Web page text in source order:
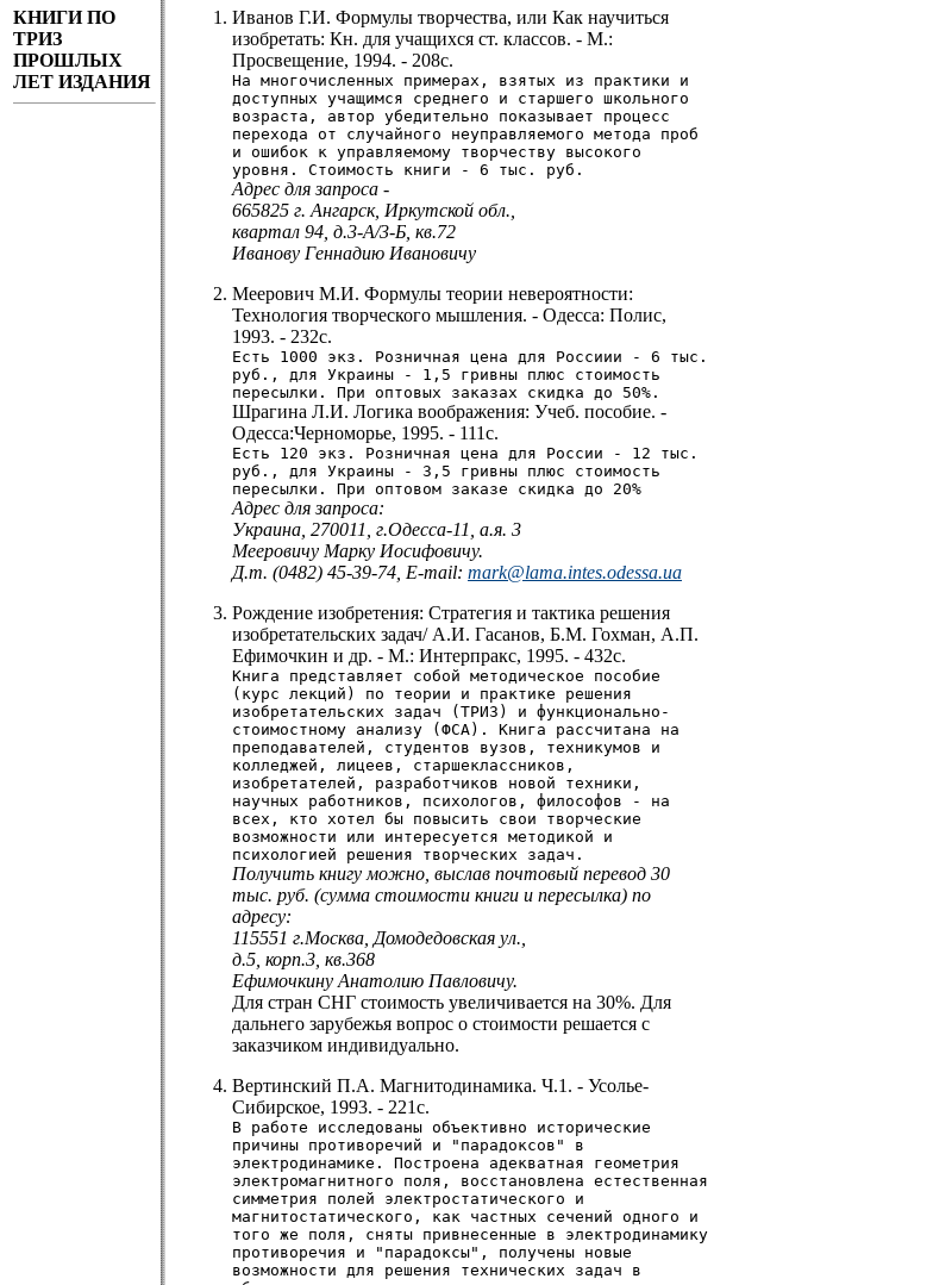
КНИГИ ПО
ТРИЗ
ПРОШЛЫХ
ЛЕТ ИЗДАНИЯ
Иванов Г.И. Формулы творчества, или Как научиться
изобретать: Кн. для учащихся ст. классов. - М.:
Просвещение, 1994. - 208с.
На многочисленных примерах, взятых из практики и
доступных учащимся среднего и старшего школьного
возраста, автор убедительно показывает процесс
перехода от случайного неуправляемого метода проб
и ошибок к управляемому творчеству высокого
уровня. Стоимость книги - 6 тыс. руб.
Адрес для запроса -
665825 г. Ангарск, Иркутской обл.,
квартал 94, д.3-А/3-Б, кв.72
Иванову Геннадию Ивановичу
Меерович М.И. Формулы теории невероятности:
Технология творческого мышления. - Одесса: Полис,
1993. - 232с.
Есть 1000 экз. Розничная цена для Россиии - 6 тыс.
руб., для Украины - 1,5 гривны плюс стоимость
пересылки. При оптовых заказах скидка до 50%.
Шрагина Л.И. Логика воображения: Учеб. пособие. -
Одесса:Черноморье, 1995. - 111с.
Есть 120 экз. Розничная цена для России - 12 тыс.
руб., для Украины - 3,5 гривны плюс стоимость
пересылки. При оптовом заказе скидка до 20%
Адрес для запроса:
Украина, 270011, г.Одесса-11, а.я. 3
Мееровичу Марку Иосифовичу.
Д.т. (0482) 45-39-74, E-mail: mark@lama.intes.odessa.ua
Рождение изобретения: Стратегия и тактика решения
изобретательских задач/ А.И. Гасанов, Б.М. Гохман, А.П.
Ефимочкин и др. - М.: Интерпракс, 1995. - 432с.
Книга представляет собой методическое пособие
(курс лекций) по теории и практике решения
изобретательских задач (ТРИЗ) и функционально-
стоимостному анализу (ФСА). Книга рассчитана на
преподавателей, студентов вузов, техникумов и
колледжей, лицеев, старшеклассников,
изобретателей, разработчиков новой техники,
научных работников, психологов, философов - на
всех, кто хотел бы повысить свои творческие
возможности или интересуется методикой и
психологией решения творческих задач.
Получить книгу можно, выслав почтовый перевод 30
тыс. руб. (сумма стоимости книги и пересылка) по
адресу:
115551 г.Москва, Домодедовская ул.,
д.5, корп.3, кв.368
Ефимочкину Анатолию Павловичу.
Для стран СНГ стоимость увеличивается на 30%. Для
дальнего зарубежья вопрос о стоимости решается с
заказчиком индивидуально.
Вертинский П.А. Магнитодинамика. Ч.1. - Усолье-
Сибирское, 1993. - 221с.
В работе исследованы объективно исторические
причины противоречий и "парадоксов" в
электродинамике. Построена адекватная геометрия
электромагнитного поля, восстановлена естественная
симметрия полей электростатического и
магнитостатического, как частных сечений одного и
того же поля, сняты привнесенные в электродинамику
противоречия и "парадоксы", получены новые
возможности для решения технических задач в